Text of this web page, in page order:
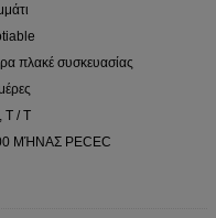
πλακέ συσκευασίας
T / T
ΜΉΝΑΣ PECEC